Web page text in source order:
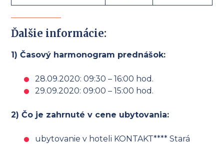
Ďalšie informácie:
1) Časový harmonogram prednášok:
28.09.2020: 09:30 – 16:00 hod.
29.09.2020: 09:00 – 15:00 hod.
2) Čo je zahrnuté v cene ubytovania:
ubytovanie v hoteli KONTAKT**** Stará